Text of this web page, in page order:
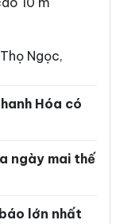
Thanh
Ngọc,
Hóa có
ngày mai thế
lớn nhất